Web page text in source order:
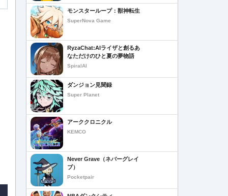
モンスターループ：獣神転生
SuperNova Game
RyzaChat:AIライザと創るあ
なただけのひと夏の夢物語
SpiralAI
ダンジョン見聞録
Super Planet
アーククロニクル
KEMCO
Never Grave（ネバーグレイ
ブ）
Pocketpair